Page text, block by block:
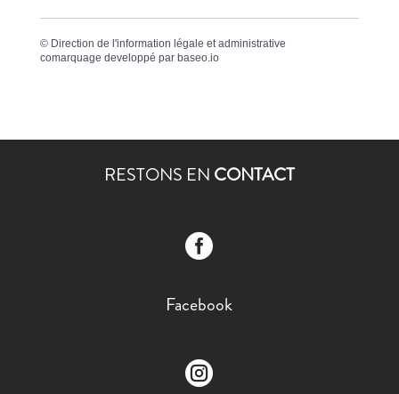
© Direction de l'information légale et administrative
comarquage developpé par baseo.io
RESTONS EN CONTACT

Facebook
